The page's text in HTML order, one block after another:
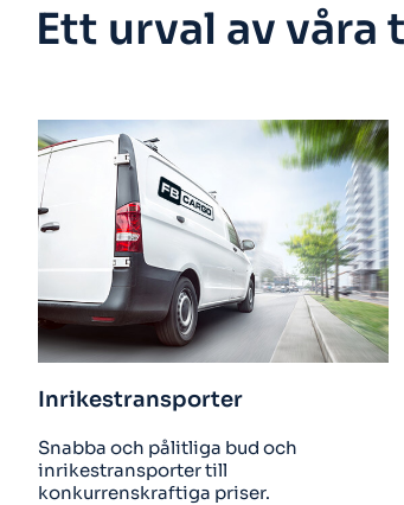
Ett urval av våra
Utrikestransporter
Behöver du få något levererat eller
behöver du hämta hem
utlandet?